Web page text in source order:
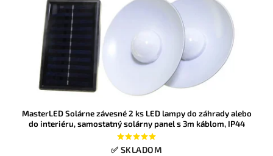
MasterLED Solárne závesné 2 ks LED lampy do záhrady alebo
do interiéru, samostatný solárny panel s 3m káblom, IP44
✅ SKLADOM